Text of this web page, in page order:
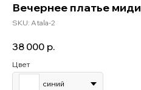
Вечернее платье миди
SKU: Atala-2
38 000 р.
Цвет
синий